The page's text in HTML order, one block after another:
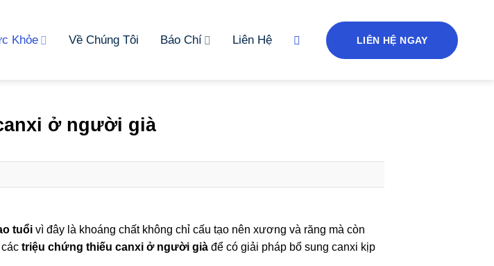
Khỏe Về Chúng Tôi Báo Chí Liên Hệ LIÊN HỆ NGAY
ở người già
tuổivì đây là khoáng chất không chỉ cấu tạo nên xương và răng mà còn
triệu chứng thiếu canxi ở người già để có giải pháp bổ sung canxi kịp